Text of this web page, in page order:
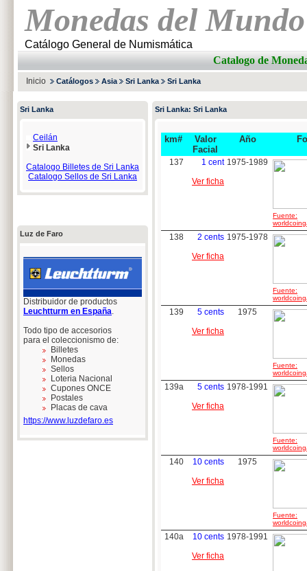
Monedas del Mundo
Catálogo General de Numismática
Catalogo de
Inicio Catálogos Asia Sri Lanka Sri Lanka
Sri Lanka
Ceilán
Sri Lanka
Catalogo Billetes de Sri Lanka
Catalogo Sellos de Sri Lanka
Luz de Faro
Distribuidor de productos
Leuchtturm en España.
Todo tipo de accesorios
para el coleccionismo de:
Billetes
Monedas
Sellos
Loteria Nacional
Cupones ONCE
Postales
Placas de cava
https://www.luzdefaro.es
Sri Lanka: Sri Lanka
km#
Valor
Facial
Año
137
1 cent
Ver ficha
1975-1989
Fuente:
138
2 cents
Ver ficha
1975-1978
Fuente:
139
5 cents
Ver ficha
1975
Fuente:
139a
5 cents
Ver ficha
1978-1991
Fuente:
140
10 cents
Ver ficha
1975
Fuente:
140a
10 cents
Ver ficha
1978-1991